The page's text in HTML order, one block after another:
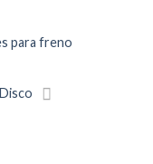
para freno